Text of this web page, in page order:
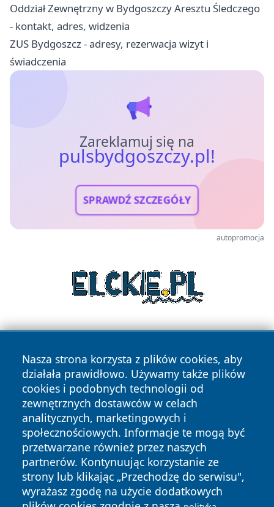
Oddział Zewnętrzny w Bydgoszczy Aresztu Śledczego
- kontakt, adres, widzenia
ZUS Bydgoszcz - adresy, rezerwacja wizyt i
świadczenia
Zareklamuj się na
pulsbydgoszczy.pl!
SPRAWDŹ SZCZEGÓŁY
autopromocja
Nasza strona korzysta z plików cookies, aby
działała prawidłowo. Używamy także plików
cookies i podobnych technologii od
zewnętrznych dostawców w celach
analitycznych, marketingowych i
społecznościowych. Informacje te mogą być
przetwarzane również przez naszych
partnerów. Kontynuując korzystanie ze
strony lub klikając „Przechodzę do serwisu",
wyrażasz zgodę na użycie dodatkowych
Copyright © 2026 pulsbydgoszczy.pl Wszystkie prawa
zastrzeżone.
News Autorzy
Polityka
Prywatności
Polityka
Cookies